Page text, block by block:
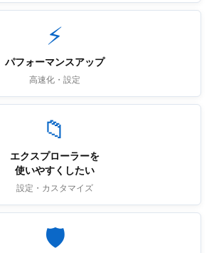
⚡
パフォーマンスアップ
高速化・設定
📁
エクスプローラーを
使いやすくしたい
設定・カスタマイズ
🛡